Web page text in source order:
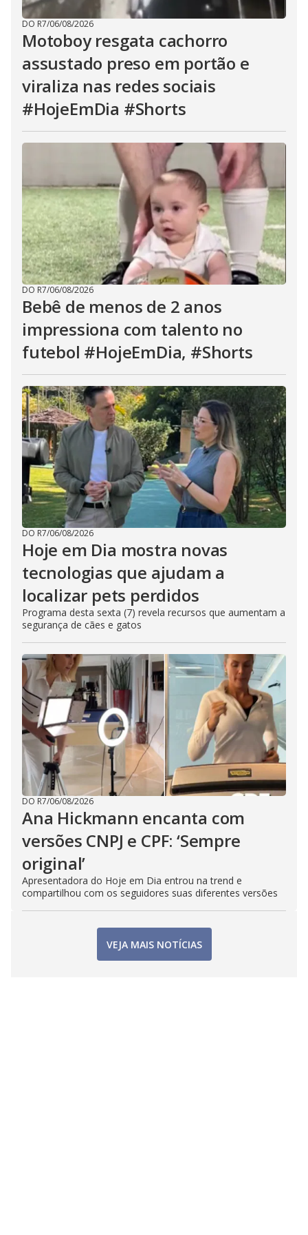
DO R7/06/08/2026
Motoboy resgata cachorro
assustado preso em portão e
viraliza nas redes sociais
#HojeEmDia #Shorts
DO R7/06/08/2026
Bebê de menos de 2 anos
impressiona com talento no
futebol #HojeEmDia, #Shorts
DO R7/06/08/2026
Hoje em Dia mostra novas
tecnologias que ajudam a
localizar pets perdidos
Programa desta sexta (7) revela recursos que aumentam a
segurança de cães e gatos
DO R7/06/08/2026
Ana Hickmann encanta com
versões CNPJ e CPF: ‘Sempre
original’
Apresentadora do Hoje em Dia entrou na trend e
compartilhou com os seguidores suas diferentes versões
VEJA MAIS NOTÍCIAS